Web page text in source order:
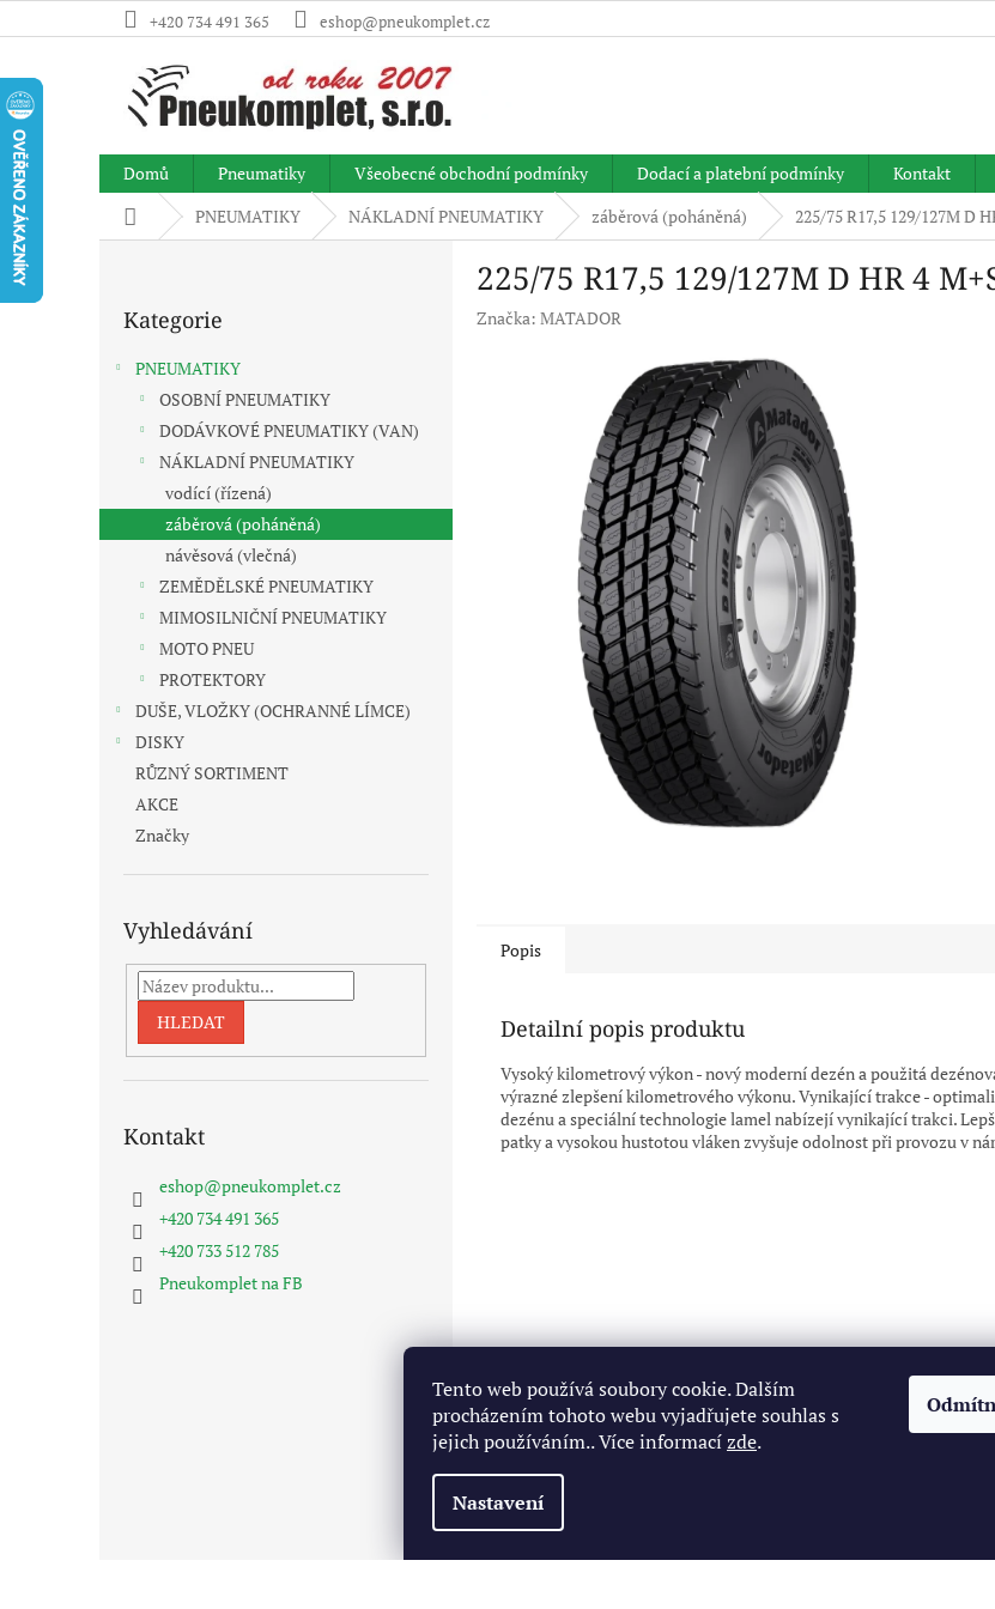
Tento web používá soubory cookie. Dalším
procházením tohoto webu vyjadřujete souhlas s
jejich používáním.. Více informacízde.
Nastavení
na
+420 734 491 365 eshop@pneukomplet.cz
Domů Pneumatiky Všeobecné obchodní podmínky Dodací a platební podmínky Kontakt
Domů PNEUMATIKY NÁKLADNÍ PNEUMATIKY záběrová (poháněná) 225/75 R17,5 129/127M D
a
n
kategorie
Kategorie
PNEUMATIKY
OSOBNÍ PNEUMATIKY
DODÁVKOVÉ PNEUMATIKY (VAN)
NÁKLADNÍ PNEUMATIKY
vodící (řízená)
záběrová (poháněná)
návěsová (vlečná)
ZEMĚDĚLSKÉ PNEUMATIKY
MIMOSILNIČNÍ PNEUMATIKY
MOTO PNEU
PROTEKTORY
DUŠE, VLOŽKY (OCHRANNÉ LÍMCE)
DISKY
RŮZNÝ SORTIMENT
AKCE
Značky
Vyhledávání
HLEDAT
Kontakt
eshop@pneukomplet.cz
+420 734 491 365
+420 733 512 785
Pneukomplet na FB
225/75 R17,5 129/127M D HR 4
Značka: MATADOR
Popis
Detailní popis produktu
Vysoký kilometrový výkon - nový moderní dezén a použitá
výrazné zlepšení kilometrového výkonu. Vynikající trakce -
dezénu a speciální technologie lamel nabízejí vynikající trakci.
patky a vysokou hustotou vláken zvyšuje odolnost při provozu v